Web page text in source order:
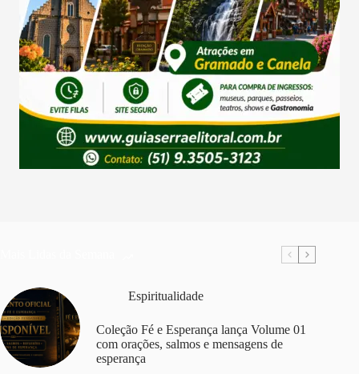
Espiritualidade
Coleção Fé e Esperança lança Volume 01
com orações, salmos e mensagens de
esperança